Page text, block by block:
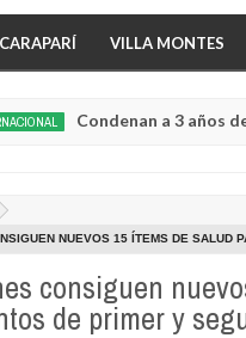
CARAPARÍ VILLA MONTES
a 3 años de cárcel
NUEVOS 15 ÍTEMS DE SALUD
consiguen
de primer y